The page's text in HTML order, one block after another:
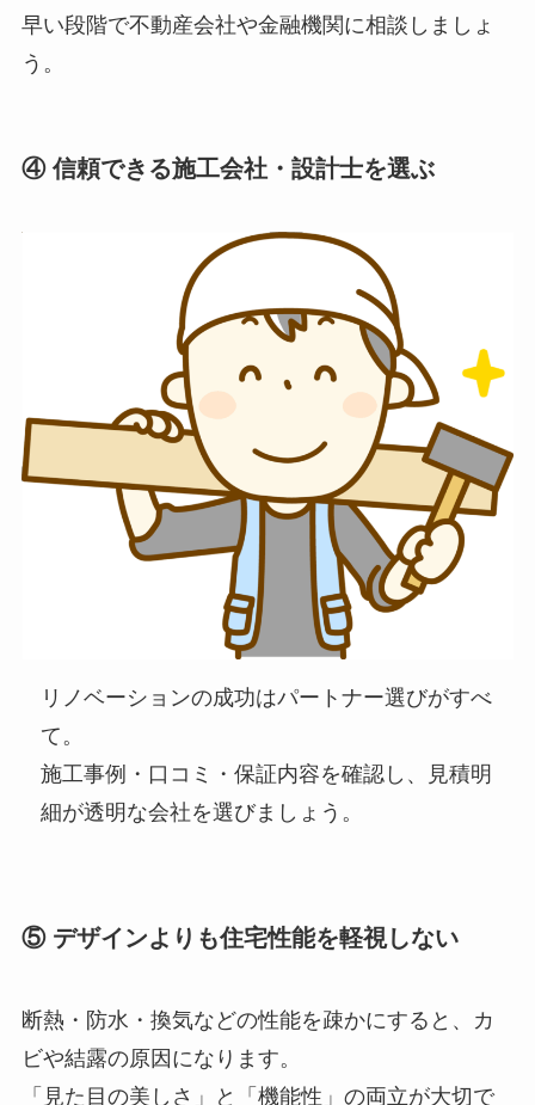
早い段階で不動産会社や金融機関に相談しましょ
う。
④ 信頼できる施工会社・設計士を選ぶ
リノベーションの成功はパートナー選びがすべ
て。
施工事例・口コミ・保証内容を確認し、見積明
細が透明な会社を選びましょう。
⑤ デザインよりも住宅性能を軽視しない
断熱・防水・換気などの性能を疎かにすると、カ
ビや結露の原因になります。
「見た目の美しさ」と「機能性」の両立が大切で